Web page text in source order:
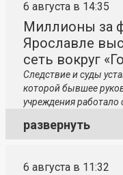
6 августа в 14:35
Миллионы за
Ярославле
сеть вокруг
Следствие и суды
которой бывшее
учреждения работало
развернуть
6 августа в 11:32